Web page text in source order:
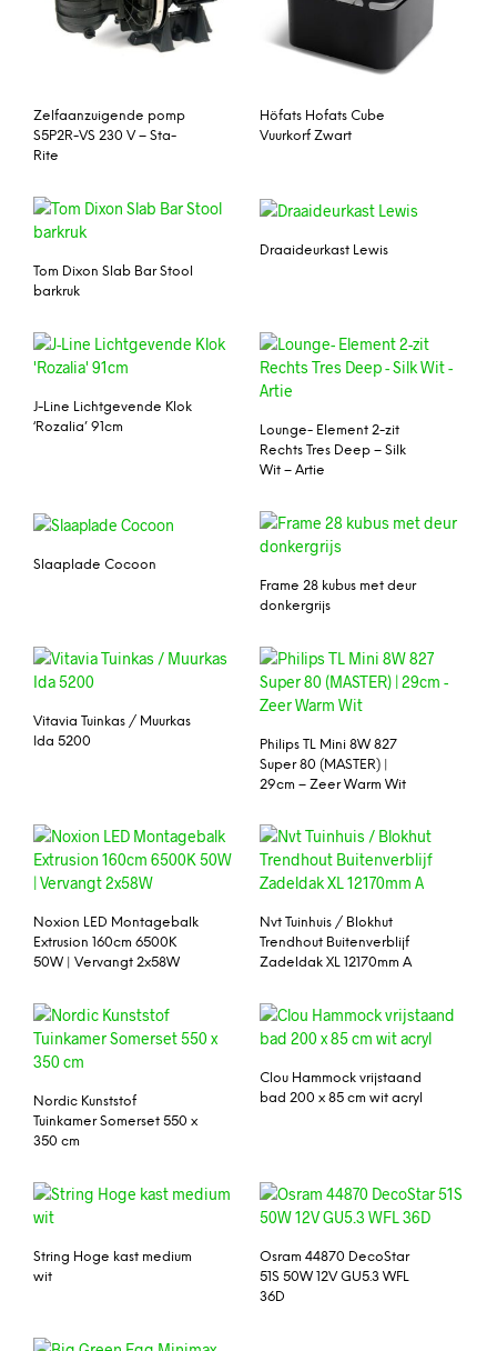
Zelfaanzuigende pomp
S5P2R-VS 230 V – Sta-
Rite
Höfats Hofats Cube
Vuurkorf Zwart
Tom Dixon Slab Bar Stool
barkruk
Draaideurkast Lewis
J-Line Lichtgevende Klok
‘Rozalia’ 91cm
Lounge- Element 2-zit
Rechts Tres Deep – Silk
Wit – Artie
Slaaplade Cocoon
Frame 28 kubus met deur
donkergrijs
Vitavia Tuinkas / Muurkas
Ida 5200
Philips TL Mini 8W 827
Super 80 (MASTER) |
29cm – Zeer Warm Wit
Noxion LED Montagebalk
Extrusion 160cm 6500K
50W | Vervangt 2x58W
Nvt Tuinhuis / Blokhut
Trendhout Buitenverblijf
Zadeldak XL 12170mm A
Nordic Kunststof
Tuinkamer Somerset 550 x
350 cm
Clou Hammock vrijstaand
bad 200 x 85 cm wit acryl
String Hoge kast medium
wit
Osram 44870 DecoStar
51S 50W 12V GU5.3 WFL
36D